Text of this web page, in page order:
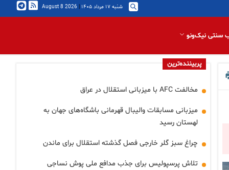
شنبه ۱۷ مرداد ۱۴۰۵ |
2026 August 8
سنتی نیک‌ونو
پربیننده‌ترین
مخالفت AFC با میزبانی استقلال در عراق
میزبانی مسابقات والیبال قهرمانی باشگاه‌های جهان به
لهستان رسید
چراغ سبز گلر خارجی فصل گذشته استقلال برای ماندن
تلاش پرسپولیس برای جذب مدافع ملی پوش نساجی